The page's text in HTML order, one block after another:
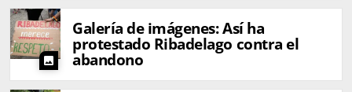
photo
Galería de imágenes: Así ha
protestado Ribadelago contra el
abandono